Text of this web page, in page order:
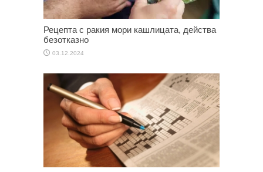
Рецепта с ракия мори кашлицата, действа
безотказно
03.12.2024